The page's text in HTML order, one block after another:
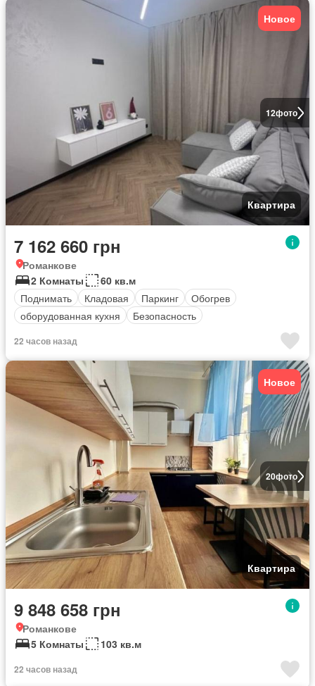
12фото
Новое
Квартира
7 162 660 грн
Романкове
2 Комнаты
60 кв.м
Поднимать
Кладовая Паркинг
Обогрев
оборудованная кухня
Безопасность
22 часов назад
20фото
Новое
Квартира
9 848 658 грн
Романкове
5 Комнаты
103 кв.м
22 часов назад